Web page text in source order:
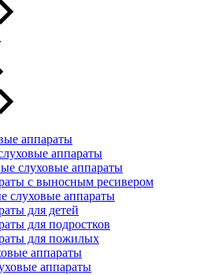
аппараты
аппараты
слуховые аппараты
с выносным ресивером
слуховые аппараты
для детей
для подростков
для пожилых
аппараты
аппараты